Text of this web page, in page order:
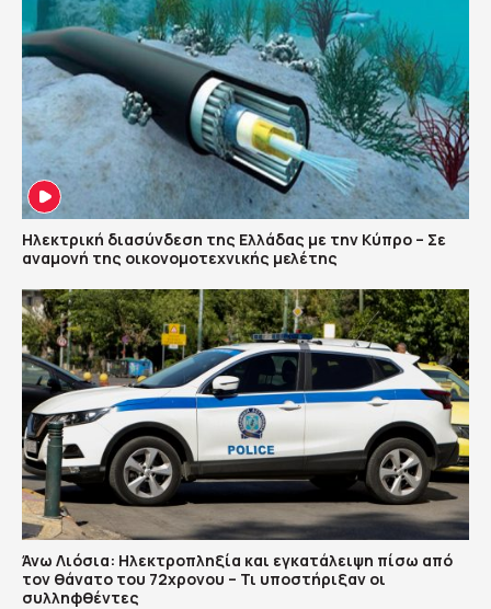
Ηλεκτρική διασύνδεση της Ελλάδας με την Κύπρο – Σε
αναμονή της οικονομοτεχνικής μελέτης
Άνω Λιόσια: Ηλεκτροπληξία και εγκατάλειψη πίσω από
τον θάνατο του 72χρονου – Τι υποστήριξαν οι
συλληφθέντες